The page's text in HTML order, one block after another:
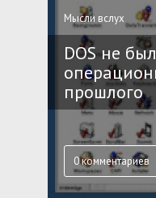
Мысли вслух
DOS не
прошлого
0 комментариев